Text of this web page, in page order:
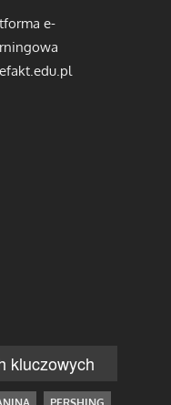
e-
kluczowych